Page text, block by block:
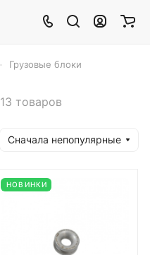
Грузовые блоки
13 товаров
Сначала непопулярные
НОВИНКИ